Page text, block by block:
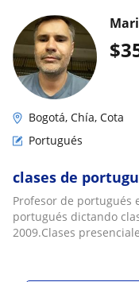
$
Bogotá, Chía, Cota
Portugués
clases de
Profesor de portugués
portugués dictando
2009.Clases